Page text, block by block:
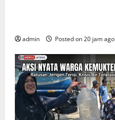
admin Posted on 20 jam ago